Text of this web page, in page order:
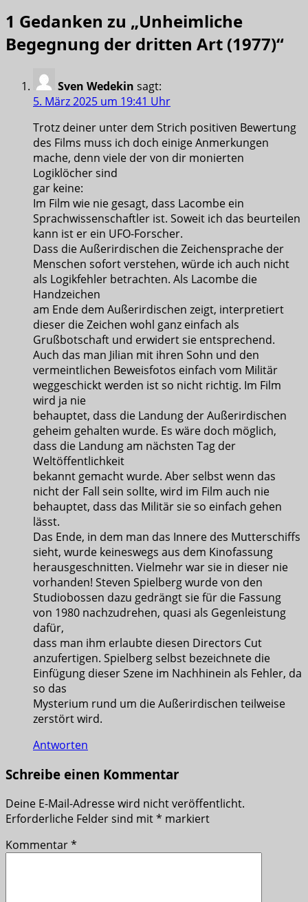
1 Gedanken zu „Unheimliche
Begegnung der dritten Art (1977)“
Sven Wedekin sagt:
5. März 2025 um 19:41 Uhr
Trotz deiner unter dem Strich positiven Bewertung
des Films muss ich doch einige Anmerkungen
mache, denn viele der von dir monierten
Logiklöcher sind
gar keine:
Im Film wie nie gesagt, dass Lacombe ein
Sprachwissenschaftler ist. Soweit ich das beurteilen
kann ist er ein UFO-Forscher.
Dass die Außerirdischen die Zeichensprache der
Menschen sofort verstehen, würde ich auch nicht
als Logikfehler betrachten. Als Lacombe die
Handzeichen
am Ende dem Außerirdischen zeigt, interpretiert
dieser die Zeichen wohl ganz einfach als
Grußbotschaft und erwidert sie entsprechend.
Auch das man Jilian mit ihren Sohn und den
vermeintlichen Beweisfotos einfach vom Militär
weggeschickt werden ist so nicht richtig. Im Film
wird ja nie
behauptet, dass die Landung der Außerirdischen
geheim gehalten wurde. Es wäre doch möglich,
dass die Landung am nächsten Tag der
Weltöffentlichkeit
bekannt gemacht wurde. Aber selbst wenn das
nicht der Fall sein sollte, wird im Film auch nie
behauptet, dass das Militär sie so einfach gehen
lässt.
Das Ende, in dem man das Innere des Mutterschiffs
sieht, wurde keineswegs aus dem Kinofassung
herausgeschnitten. Vielmehr war sie in dieser nie
vorhanden! Steven Spielberg wurde von den
Studiobossen dazu gedrängt sie für die Fassung
von 1980 nachzudrehen, quasi als Gegenleistung
dafür,
dass man ihm erlaubte diesen Directors Cut
anzufertigen. Spielberg selbst bezeichnete die
Einfügung dieser Szene im Nachhinein als Fehler, da
so das
Mysterium rund um die Außerirdischen teilweise
zerstört wird.
Antworten
Schreibe einen Kommentar
Deine E-Mail-Adresse wird nicht veröffentlicht.
Erforderliche Felder sind mit* markiert
Kommentar*